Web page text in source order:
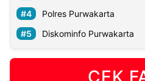
Polres Purwakarta
Diskominfo Purwakarta